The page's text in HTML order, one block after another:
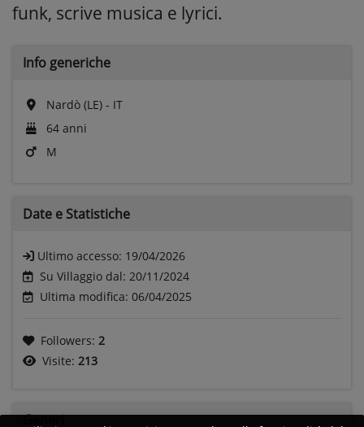
funk, scrive musica e lyrici.
Info generiche
Nardò (LE) - IT
64 anni
M
Date e Statistiche
Ultimo accesso: 19/04/2026
Su Villaggio dal: 20/11/2024
Ultima modifica: 06/04/2025
Followers: 2
Visite: 213
Generi